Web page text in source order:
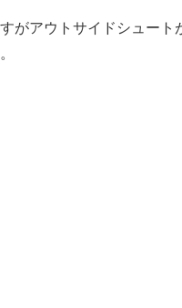
がアウトサイドシュート